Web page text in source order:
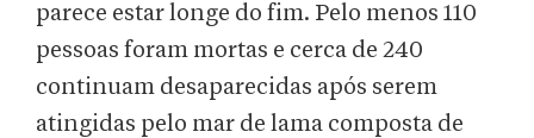
parece estar longe do fim. Pelo menos 110
pessoas foram mortas e cerca de 240
continuam desaparecidas após serem
atingidas pelo mar de lama composta de